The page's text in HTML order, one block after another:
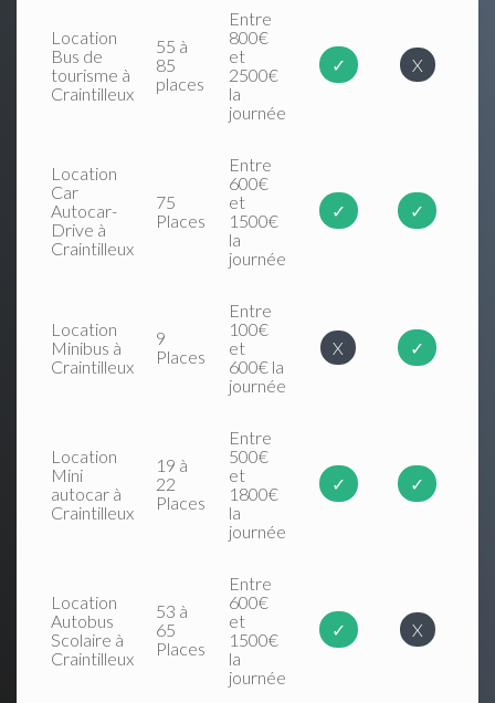
Location
Bus de
tourisme à
Craintilleux
55 à
85
places
Entre
800€
et
2500€
la
journée
✓ X
Location
Car
Autocar-
Drive à
Craintilleux
75
Places
Entre
600€
et
1500€
la
journée
✓ ✓
Location
Minibus à
Craintilleux
9
Places
Entre
100€
et
600€ la
journée
X ✓
Location
Mini
autocar à
Craintilleux
19 à
22
Places
Entre
500€
et
1800€
la
journée
✓ ✓
Location
Autobus
Scolaire à
Craintilleux
53 à
65
Places
Entre
600€
et
1500€
la
journée
✓ X